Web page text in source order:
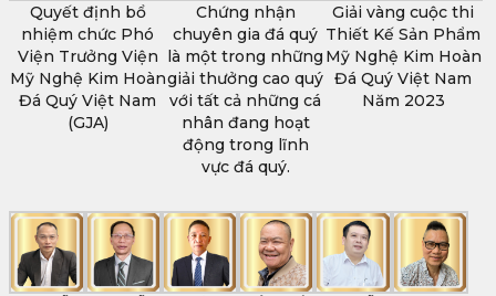
Quyết định bổ
nhiệm chức Phó
Viện Trưởng Viện
Mỹ Nghệ Kim Hoàn
Đá Quý Việt Nam
(GJA)
Chứng nhận
chuyên gia đá quý
là một trong những
giải thưởng cao quý
với tất cả những cá
nhân đang hoạt
động trong lĩnh
vực đá quý.
Giải vàng cuộc thi
Thiết Kế Sản Phẩm
Mỹ Nghệ Kim Hoàn
Đá Quý Việt Nam
Năm 2023